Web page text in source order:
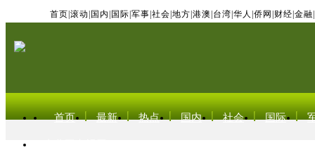
首页 滚动 国内 国际 军事 社会 地方 港澳 台湾 华人 侨网 财经 金融
首页 最新 热点 国内 社会 国际